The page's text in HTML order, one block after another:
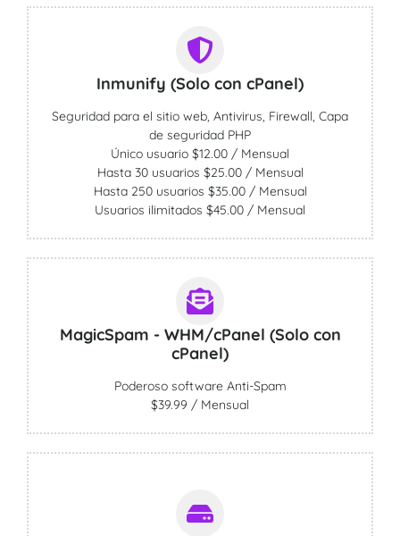
Inmunify (Solo con cPanel)
Seguridad para el sitio web, Antivirus, Firewall, Capa
de seguridad PHP
Único usuario $12.00 / Mensual
Hasta 30 usuarios $25.00 / Mensual
Hasta 250 usuarios $35.00 / Mensual
Usuarios ilimitados $45.00 / Mensual
MagicSpam - WHM/cPanel (Solo con
cPanel)
Poderoso software Anti-Spam
$39.99 / Mensual